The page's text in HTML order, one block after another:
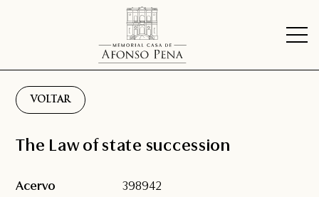
VOLTAR
The Law of state succession
Acervo 398942